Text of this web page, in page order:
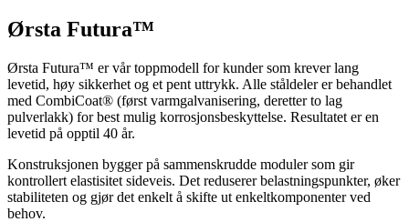
Ørsta Futura™
Ørsta Futura™ er vår toppmodell for kunder som krever lang
levetid, høy sikkerhet og et pent uttrykk. Alle ståldeler er behandlet
med CombiCoat® (først varmgalvanisering, deretter to lag
pulverlakk) for best mulig korrosjonsbeskyttelse. Resultatet er en
levetid på opptil 40 år.
Konstruksjonen bygger på sammenskrudde moduler som gir
kontrollert elastisitet sideveis. Det reduserer belastningspunkter, øker
stabiliteten og gjør det enkelt å skifte ut enkeltkomponenter ved
behov.